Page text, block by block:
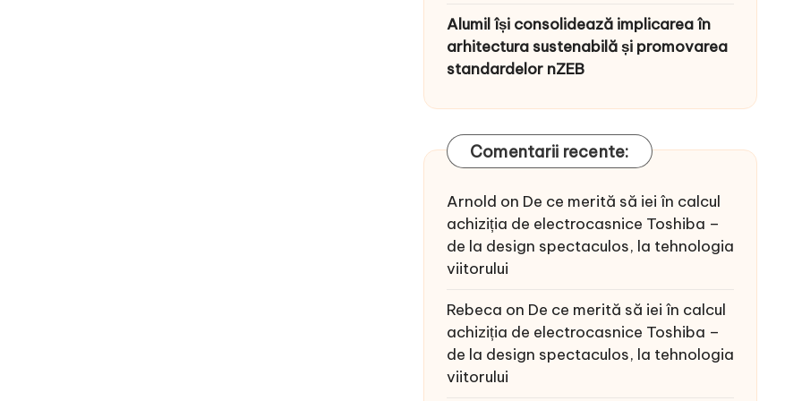
Alumil își consolidează implicarea în
arhitectura sustenabilă și promovarea
standardelor nZEB
Comentarii recente:
Arnold on De ce merită să iei în calcul
achiziția de electrocasnice Toshiba –
de la design spectaculos, la tehnologia
viitorului
Rebeca on De ce merită să iei în calcul
achiziția de electrocasnice Toshiba –
de la design spectaculos, la tehnologia
viitorului